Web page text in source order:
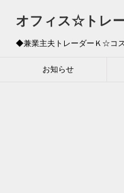
オフィス☆トレ
◆兼業主夫トレーダーＫ☆コ
お知らせ